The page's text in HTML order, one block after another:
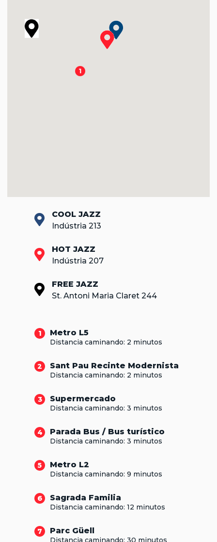
COOL JAZZ
Indústria 213
HOT JAZZ
Indústria 207
FREE JAZZ
St. Antoni Maria Claret 244
1 Metro L5
Distancia caminando: 2 minutos
2 Sant Pau Recinte Modernista
Distancia caminando: 2 minutos
3 Supermercado
Distancia caminando: 3 minutos
4 Parada Bus / Bus turístico
Distancia caminando: 3 minutos
5 Metro L2
Distancia caminando: 9 minutos
6 Sagrada Familia
Distancia caminando: 12 minutos
7 Parc Güell
Distancia caminando: 30 minutos